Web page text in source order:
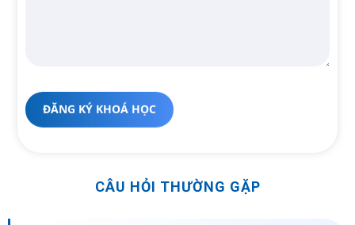
CÂU HỎI THƯỜNG GẶP